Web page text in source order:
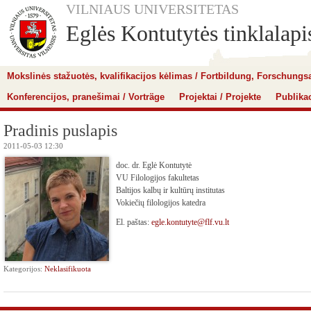
VILNIAUS UNIVERSITETAS
Eglės Kontutytės
Mokslinės stažuotės, kvalifikacijos kėlimas / Fortbildung,
Konferencijos, pranešimai / Vorträge
Projektai / Projekte
Pradinis puslapis
2011-05-03 12:30
doc. dr. Eglė Kontutytė
VU Filologijos fakultetas
Baltijos kalbų ir kultūrų institutas
Vokiečių filologijos katedra
El. paštas: egle.kontutyte@flf.vu.lt
Kategorijos: Neklasifikuota